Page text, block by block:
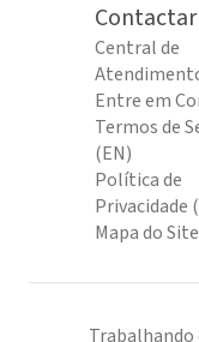
Contactar
Central de
Entre em
Termos de
(EN)
Política de
Privacidade
Mapa do Site